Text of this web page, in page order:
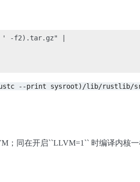
' -f2).tar.gz" |
--print sysroot)/lib/rustlib/
同在开启``LLVM=1`` 时编译内核一